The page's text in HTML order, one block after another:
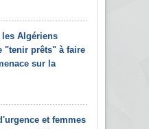
les Algériens
"tenir prêts" à faire
sur la
et femmes